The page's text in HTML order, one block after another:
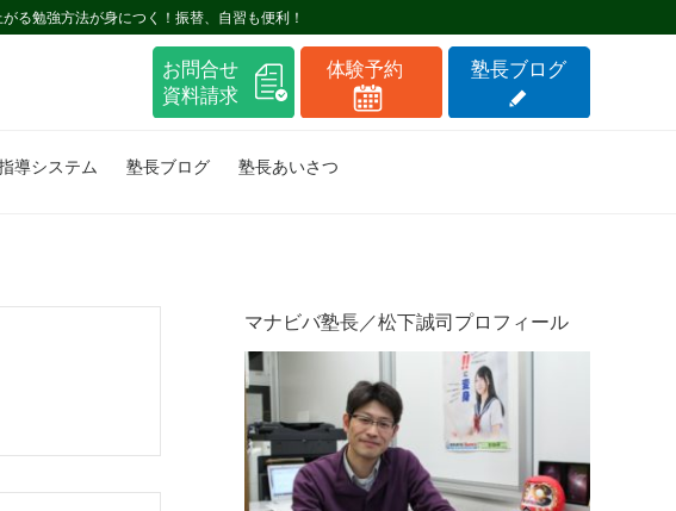
る勉強方法が身につく！振替、自習も便利！
導システム 塾長ブログ 塾長あいさつ
マナビバ塾長／松下誠司プロフィール